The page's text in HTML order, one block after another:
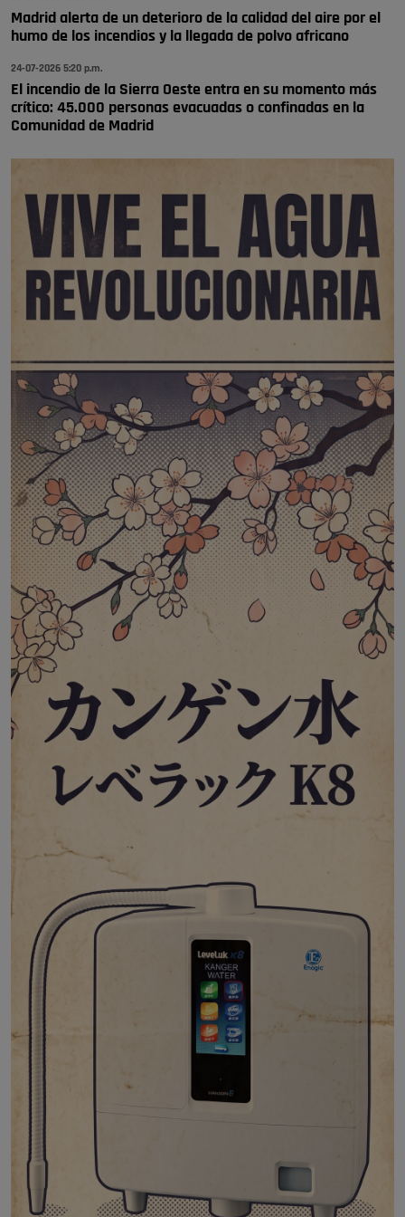
Pozuelo de Alarcón
🔴 EXCLUSIVA | El comisario de la …
Madrid alerta de un deterioro de la calidad del aire por el
humo de los incendios y la llegada de polvo africano
24-07-2026 5:20 p.m.
El incendio de la Sierra Oeste entra en su momento más
crítico: 45.000 personas evacuadas o confinadas en la
Comunidad de Madrid